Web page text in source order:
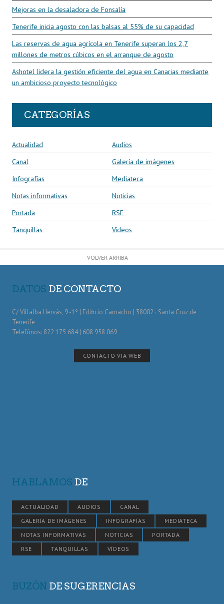
Mejoras en la desaladora de Fonsalía
Tenerife inicia agosto con las balsas al 55% de su capacidad
Las reservas de agua agrícola en Tenerife superan los 2,7
millones de metros cúbicos en el arranque de agosto
Ashotel lidera la gestión eficiente del agua en Canarias mediante
un ambicioso proyecto tecnológico
CATEGORÍAS
Actualidad
Audios
Canal
Galería de imágenes
Infografías
Mediateca
Notas informativas
Noticias
Portada
RSE
Tanquillas
Vídeos
VOLVER ARRIBA
DATOS DE CONTACTO
C/ Villalba Hervás, 9 -1º | Edificio Camacho | 38002 · Santa Cruz de
Tenerife
Telefónos: 822 175 684 | 608 958 069
CONTACTO VÍA WEB
HABLAMOS DE
ACTUALIDAD AUDIOS
CANAL
GALERÍA DE IMÁGENES
INFOGRAFÍAS
MEDIATECA
NOTAS INFORMATIVAS
NOTICIAS
PORTADA
RSE
TANQUILLAS VÍDEOS
BUZÓN DE SUGERENCIAS